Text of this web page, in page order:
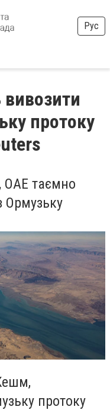
Рус
протоку
ОАЕ таємно
Ормузьку
протоку